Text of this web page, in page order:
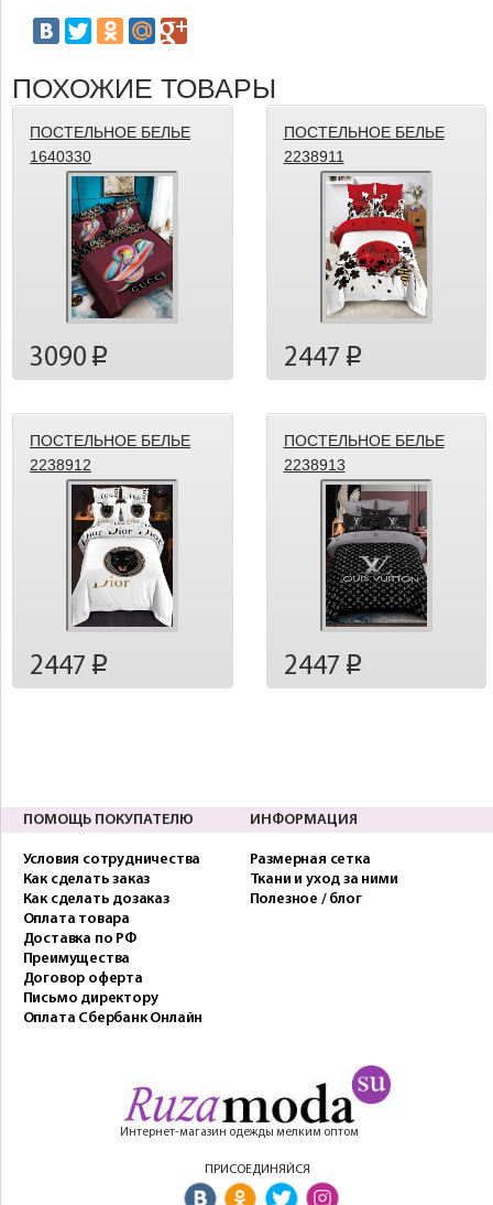
ПОХОЖИЕ ТОВАРЫ
ПОСТЕЛЬНОЕ БЕЛЬЕ
1640330
3090 p
ПОСТЕЛЬНОЕ БЕЛЬЕ
2238911
2447 p
ПОСТЕЛЬНОЕ БЕЛЬЕ
2238912
2447 p
ПОСТЕЛЬНОЕ БЕЛЬЕ
2238913
2447 p
ПОМОЩЬ ПОКУПАТЕЛЮ
Условия сотрудничества
Как сделать заказ
Как сделать дозаказ
Оплата товара
Доставка по РФ
Преимущества
Договор оферта
Письмо директору
Оплата Сбербанк Онлайн
ИНФОРМАЦИЯ
Размерная сетка
Ткани и уход за ними
Полезное / блог
Интернет-магазин одежды мелким оптом
ПРИСОЕДИНЯЙСЯ